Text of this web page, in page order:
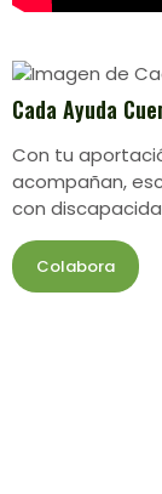
Cada Ayuda
Con tu
acompañan,
con
Colabora